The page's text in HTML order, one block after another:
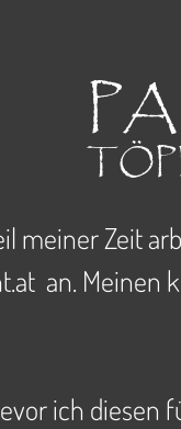
meiner Zeit
an. Meinen
ich diesen